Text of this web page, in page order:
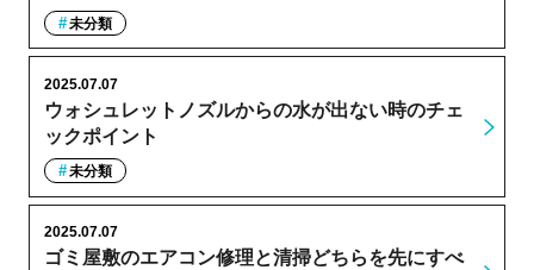
未分類
ウォシュレットノズルからの水が出ない時のチェ
ックポイント
2025.07.07
未分類
ゴミ屋敷のエアコン修理と清掃どちらを先にすべ
2025.07.07